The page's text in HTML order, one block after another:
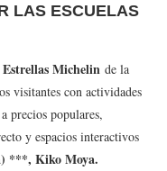
LAS ESCUELAS
Estrellas Michelin de la
visitantes con actividades
precios populares,
y espacios interactivos
***, Kiko Moya.